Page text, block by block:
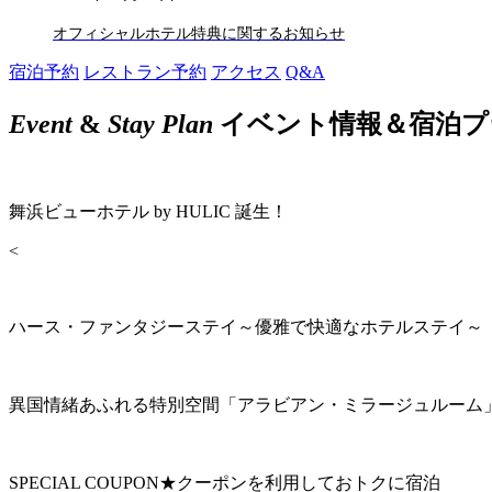
オフィシャルホテル特典に関するお知らせ
宿泊予約 レストラン予約 アクセス Q&A
Event& Stay Plan イベント情報＆宿泊
舞浜ビューホテル by HULIC 誕生！
<
ハース・ファンタジーステイ～優雅で快適なホテルステイ～
異国情緒あふれる特別空間「アラビアン・ミラージュルーム
SPECIAL COUPON★クーポンを利用しておトクに宿泊